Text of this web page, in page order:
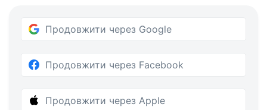
Продовжити через Google
Продовжити через Facebook
Продовжити через Apple